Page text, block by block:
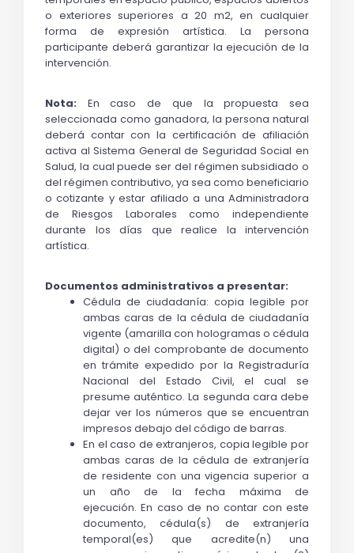
o exteriores superiores a 20 m2, en cualquier
forma de expresión artística. La persona
participante deberá garantizar la ejecución de la
intervención.
Nota: En caso de que la propuesta sea
seleccionada como ganadora, la persona natural
deberá contar con la certificación de afiliación
activa al Sistema General de Seguridad Social en
Salud, la cual puede ser del régimen subsidiado o
del régimen contributivo, ya sea como beneficiario
o cotizante y estar afiliado a una Administradora
de Riesgos Laborales como independiente
durante los días que realice la intervención
artística.
Documentos administrativos a presentar:
Cédula de ciudadanía: copia legible por
ambas caras de la cédula de ciudadanía
vigente (amarilla con hologramas o cédula
digital) o del comprobante de documento
en trámite expedido por la Registraduría
Nacional del Estado Civil, el cual se
presume auténtico. La segunda cara debe
dejar ver los números que se encuentran
impresos debajo del código de barras.
En el caso de extranjeros, copia legible por
ambas caras de la cédula de extranjería
de residente con una vigencia superior a
un año de la fecha máxima de
ejecución. En caso de no contar con este
documento, cédula(s) de extranjería
temporal(es) que acredite(n) una